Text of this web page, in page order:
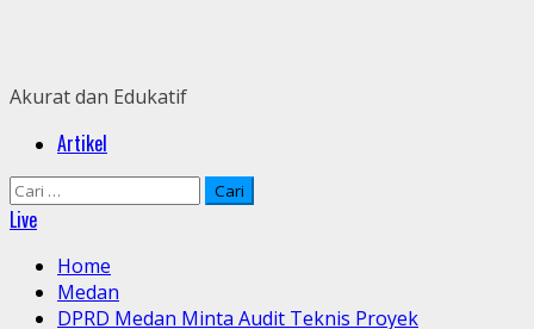
Akurat dan Edukatif
PrimaryArtikel
Cari
untuk:
Live
Home
Medan
DPRD Medan Minta Audit Teknis Proyek